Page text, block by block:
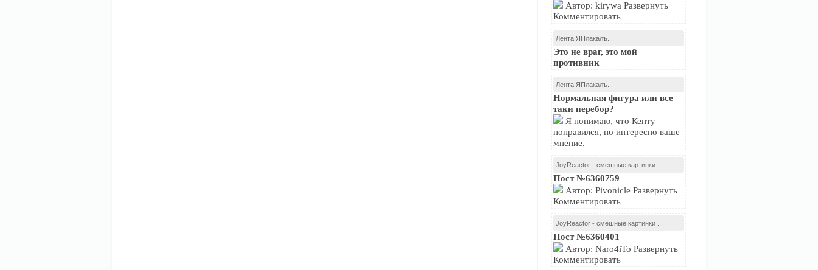
Автор: kirywa Развернуть
Комментировать
Лента ЯПлакалъ...
Это не враг, это мой
противник
Лента ЯПлакалъ...
Нормальная фигура или все
таки перебор?
Я понимаю, что Кенту
понравился, но интересно ваше
мнение.
JoyReactor - смешные картинки ...
Пост №6360759
Автор: Pivonicle Развернуть
Комментировать
JoyReactor - смешные картинки ...
Пост №6360401
Автор: Naro4iTo Развернуть
Комментировать